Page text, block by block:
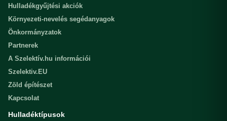
Hulladékgyűjtési akciók
Környezeti-nevelés segédanyagok
Önkormányzatok
Partnerek
A Szelektív.hu információi
Szelektiv.EU
Zöld építészet
Kapcsolat
Hulladéktípusok